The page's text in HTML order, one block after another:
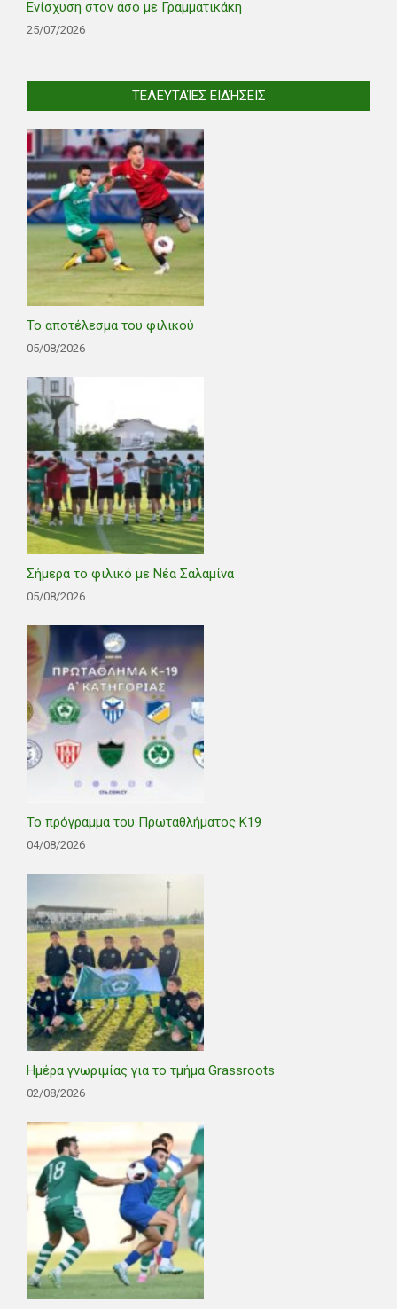
Ενίσχυση στον άσο με Γραμματικάκη
25/07/2026
ΤΕΛΕΥΤΑΊΕΣ ΕΙΔΉΣΕΙΣ
Το αποτέλεσμα του φιλικού
05/08/2026
Σήμερα το φιλικό με Νέα Σαλαμίνα
05/08/2026
Το πρόγραμμα του Πρωταθλήματος Κ19
04/08/2026
Ημέρα γνωριμίας για το τμήμα Grassroots
02/08/2026